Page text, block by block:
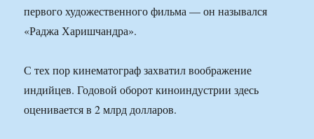
первого художественного фильма — он назывался
«Раджа Харишчандра».
С тех пор кинематограф захватил воображение
индийцев. Годовой оборот киноиндустрии здесь
оценивается в 2 млрд долларов.